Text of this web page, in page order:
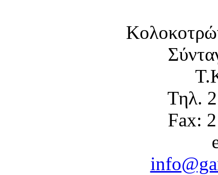
Τηλ.
Fax: